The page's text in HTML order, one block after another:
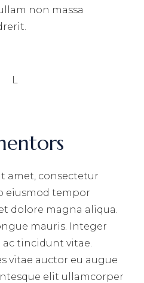
non massa
amet, consectetur
eiusmod tempor
dolore magna aliqua.
mauris. Integer
tincidunt vitae.
vitae auctor eu augue
elit ullamcorper